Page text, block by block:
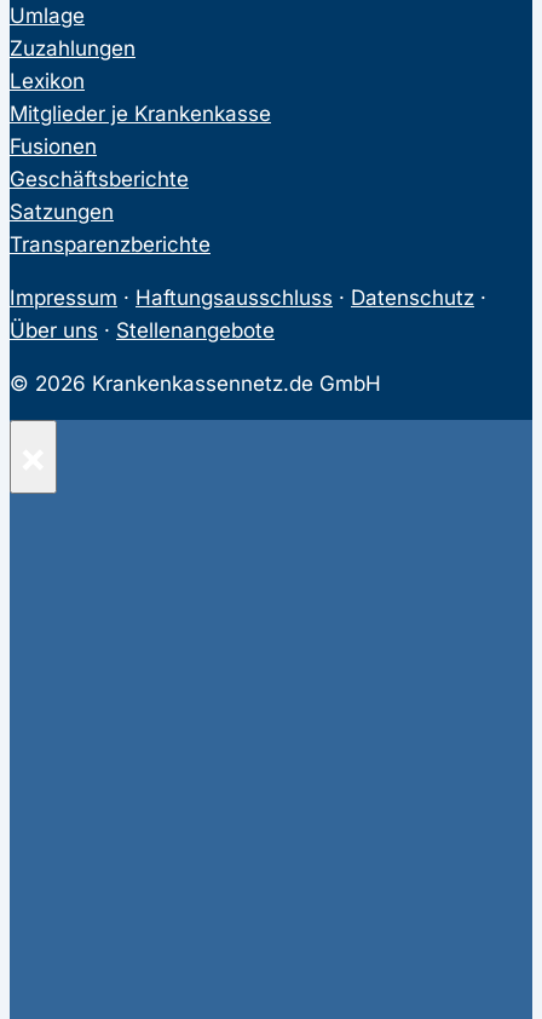
Umlage
Zuzahlungen
Lexikon
Mitglieder je Krankenkasse
Fusionen
Geschäftsberichte
Satzungen
Transparenzberichte
Impressum · Haftungsausschluss · Datenschutz ·
Über uns · Stellenangebote
© 2026 Krankenkassennetz.de GmbH